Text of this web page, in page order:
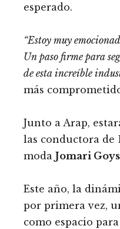
esperado.
“Estoy muy
Un paso firme para
de esta increíble
más
Junto a Arap,
las conductora de
moda Jomari
Este año, la
por primera vez,
como espacio